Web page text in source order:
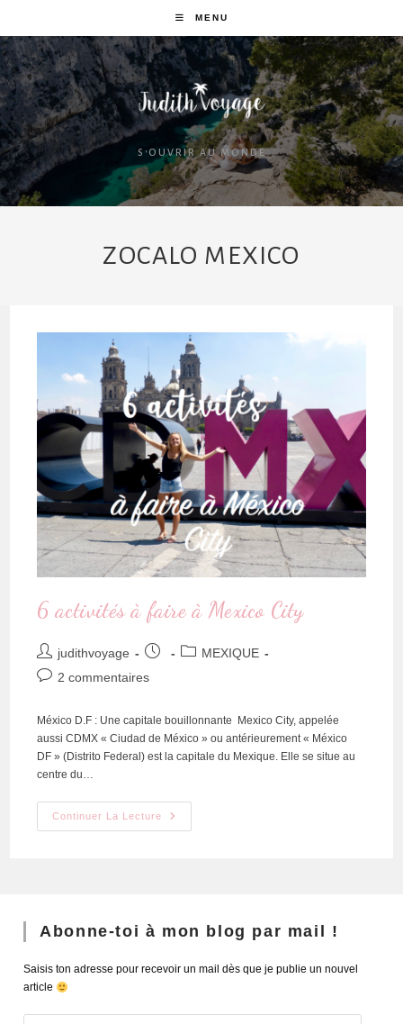
MENU
S'OUVRIR AU MONDE
ZOCALO MEXICO
6 activités à faire à Mexico City
judithvoyage
MEXIQUE
2 commentaires
México D.F : Une capitale bouillonnante Mexico City, appelée
aussi CDMX « Ciudad de México » ou antérieurement « México
DF » (Distrito Federal) est la capitale du Mexique. Elle se situe au
centre du…
Continuer La Lecture
Abonne-toi à mon blog par mail !
Saisis ton adresse pour recevoir un mail dès que je publie un nouvel
article